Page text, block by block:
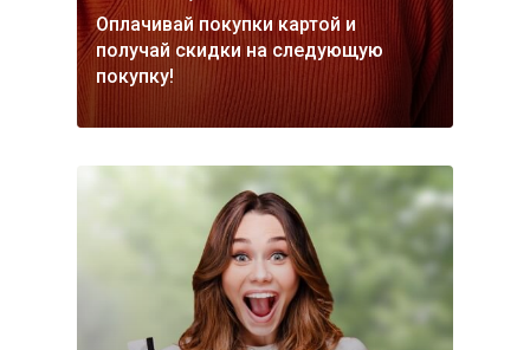
Оплачивай покупки картой и
получай скидки на следующую
покупку!